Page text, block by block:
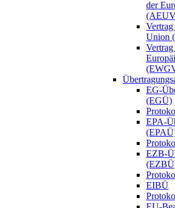
der
Union
EG-
(EGÜ)
EPA-
EZB-
EIBÜ